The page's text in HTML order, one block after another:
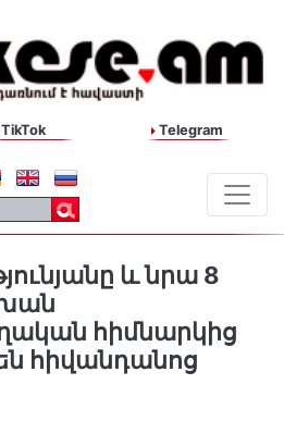
TikTok Telegram
և նրա 8
հիմնարկից
հիվանդանոց